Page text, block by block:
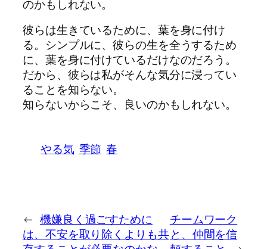
のかもしれない。
彼らは生きているために、葉を身に付け
る。シンプルに、彼らの生を全うするため
に、葉を身に付けているだけなのだろう。
だから、彼らは私がそんな気分に浸ってい
ることを知らない。
知らないからこそ、良いのかもしれない。
やる気 季節 春
← 機嫌良く過ごすために
は、不安を取り除くよりも共
チームワーク
と、仲間を信